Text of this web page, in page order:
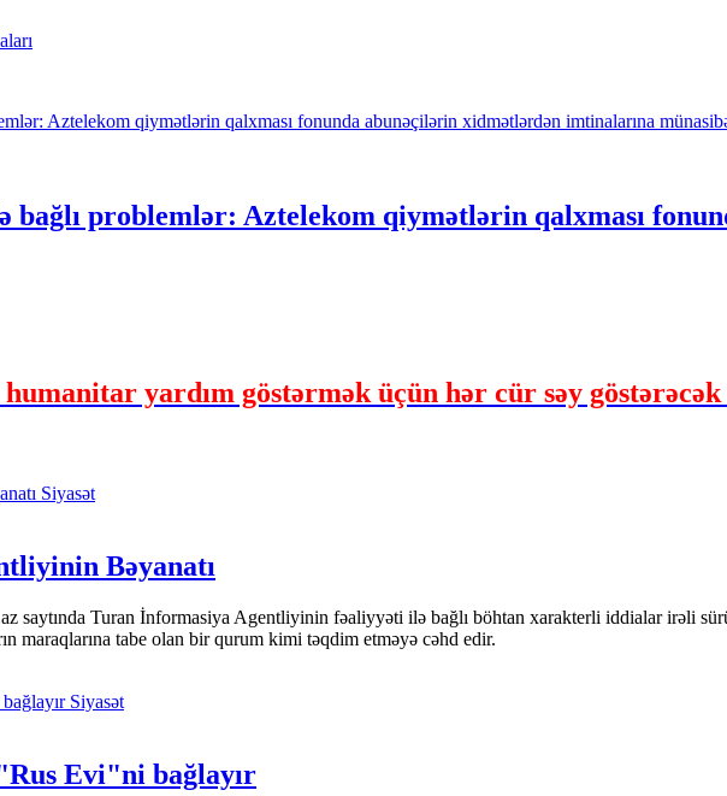
bağlı problemlər: Aztelekom qiymətlərin qalxması
yardım göstərmək üçün hər cür səy
Siyasət
Bəyanatı
saytında Turan İnformasiya Agentliyinin fəaliyyəti ilə bağlı böhtan xarakterli iddialar irəli
maraqlarına tabe olan bir qurum kimi təqdim etməyə cəhd edir.
Siyasət
Evi"ni bağlayır